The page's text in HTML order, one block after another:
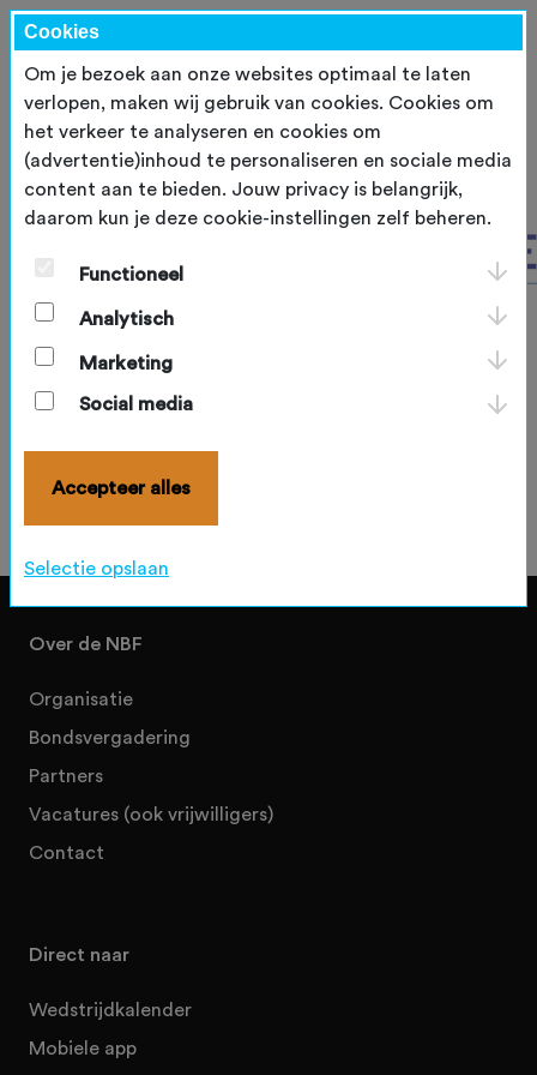
Over de NBF
Organisatie
Bondsvergadering
Partners
Vacatures (ook vrijwilligers)
Contact
Direct naar
Wedstrijdkalender
Mobiele app
Cookies
Om je bezoek aan onze websites optimaal te laten
verlopen, maken wij gebruik van cookies. Cookies om
het verkeer te analyseren en cookies om
(advertentie)inhoud te personaliseren en sociale media
content aan te bieden. Jouw privacy is belangrijk,
daarom kun je deze cookie-instellingen zelf beheren.
Functioneel
Analytisch
Marketing
Social media
Accepteer alles
Selectie opslaan